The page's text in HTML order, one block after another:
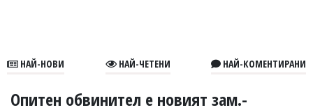
В
НАЙ-НОВИ НАЙ-ЧЕТЕНИ НАЙ-КОМЕНТИРАНИ
Опитен обвинител е новият зам.-